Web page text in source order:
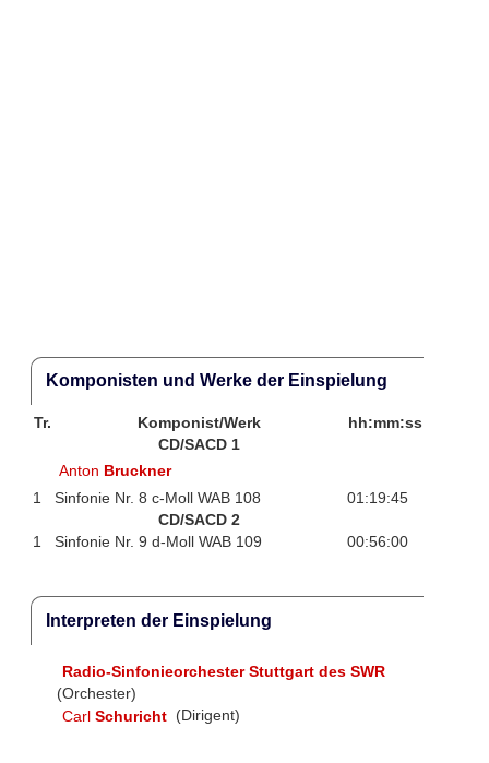
Komponisten und Werke der Einspielung
Tr. Komponist/Werk
hh:mm:ss
CD/SACD 1
Anton Bruckner
1
Sinfonie Nr. 8 c-Moll WAB 108
01:19:45
CD/SACD 2
1
Sinfonie Nr. 9 d-Moll WAB 109 00:56:00
Interpreten der Einspielung
Radio-Sinfonieorchester Stuttgart des SWR
(Orchester)
Carl Schuricht (Dirigent)